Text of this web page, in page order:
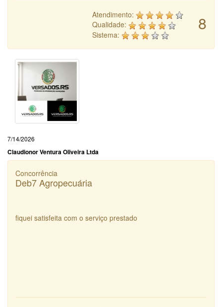
8
Atendimento:
Qualidade:
Sistema:
7/14/2026
Claudionor Ventura Oliveira Ltda
Concorrência
Deb7 Agropecuária
fiquei satisfeita com o serviço prestado